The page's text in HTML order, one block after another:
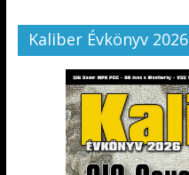
Kaliber Évkönyv 2026